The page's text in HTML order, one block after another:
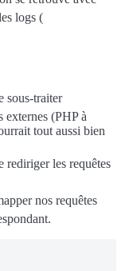
logs (
sous-traiter
externes (PHP à
tout aussi bien
rediriger les requêtes
nos requêtes